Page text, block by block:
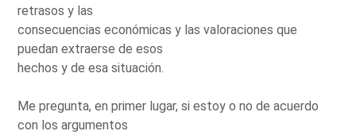
retrasos y las
consecuencias económicas y las valoraciones que
puedan extraerse de esos
hechos y de esa situación.
Me pregunta, en primer lugar, si estoy o no de acuerdo
con los argumentos